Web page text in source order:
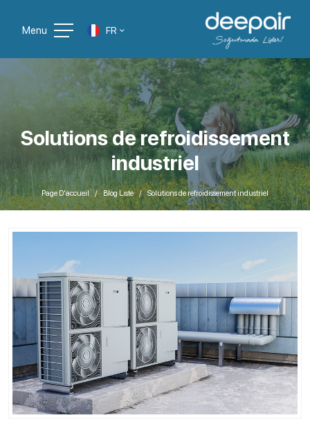
Menu FR
Solutions de refroidissement
industriel
Page D'accueil Blog Liste Solutions de refroidissement industriel